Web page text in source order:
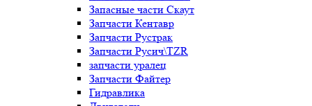
Запасные части Скаут
Запчасти Кентавр
Запчасти Рустрак
Запчасти Русич\TZR
запчасти уралец
Запчасти Файтер
Гидравлика